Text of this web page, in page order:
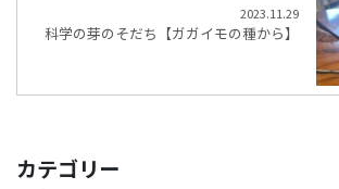
2023.11.29
科学の芽のそだち【ガガイモの種から】
カテゴリー